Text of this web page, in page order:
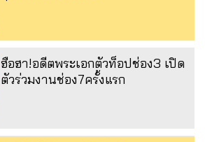
ฮือฮา!อดีตพระเอกตัวท็อปช่อง3 เปิด
ตัวร่วมงานช่อง7ครั้งแรก